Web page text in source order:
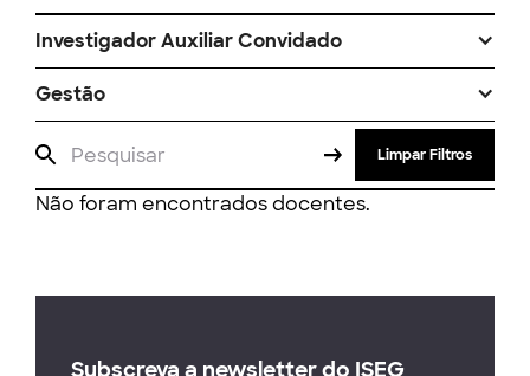
Investigador Auxiliar Convidado
Gestão
Limpar Filtros
Não foram encontrados docentes.
Subscreva a newsletter do ISEG